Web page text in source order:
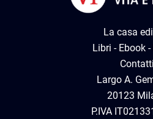
La casa
Libri - Ebook -
Contatti
Largo A.
20123
P.IVA